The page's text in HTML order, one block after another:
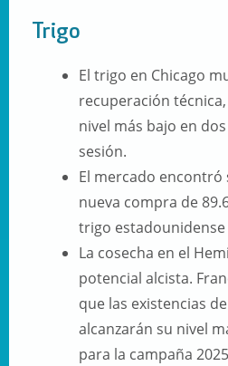
Trigo
El trigo en Chicago
recuperación técnica,
nivel más bajo en
sesión.
El mercado
nueva compra de
trigo
La cosecha en el
potencial alcista.
que las existencias
alcanzarán su nivel
para la campaña